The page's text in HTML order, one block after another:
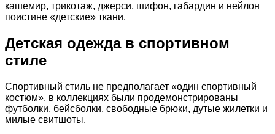
кашемир, трикотаж, джерси, шифон, габардин и нейлон
поистине «детские» ткани.
Детская одежда в спортивном
стиле
Спортивный стиль не предполагает «один спортивный
костюм», в коллекциях были продемонстрированы
футболки, бейсболки, свободные брюки, дутые жилетки и
милые свитшоты.